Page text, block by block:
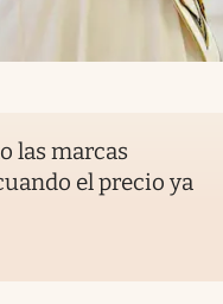
las marcas
el precio ya